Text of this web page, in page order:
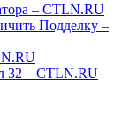
– CTLN.RU
Подделку –
32 – CTLN.RU